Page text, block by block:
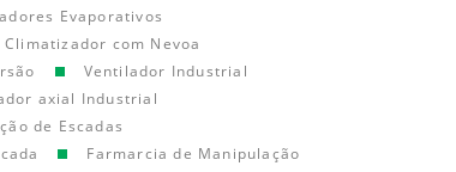
Evaporativos
Climatizador com Nevoa
Ventilador Industrial
axial Industrial
de Escadas
Farmarcia de Manipulação